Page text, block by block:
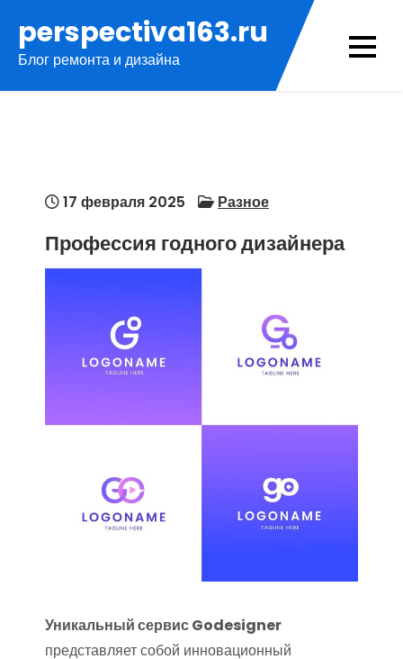
содержимому
perspectiva163.ru
Блог ремонта и дизайна
17 февраля 2025 Разное
Профессия годного дизайнера
Уникальный сервис Godesigner
представляет собой инновационный